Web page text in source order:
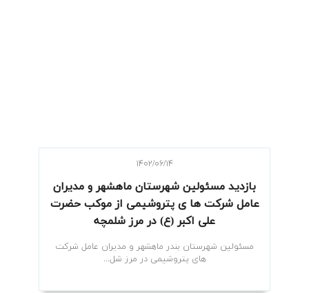
۱۴۰۲/۰۶/۱۴
بازدید مسئولین شهرستان ماهشهر و مدیران
عامل شرکت ها ی پتروشیمی از موکب حضرت
علی اکبر (ع) در مرز شلمچه
مسئولین شهرستان بندر ماهشهر و مدیران عامل شرکت
های پتروشیمی در مرز شل...